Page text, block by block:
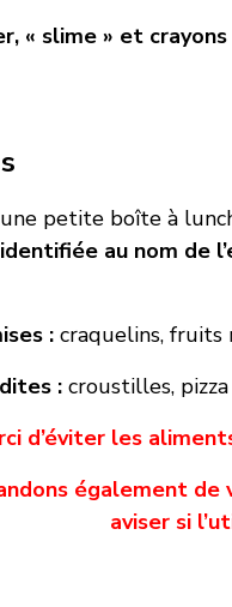
« slime » et
petite boîte à
au nom de
: craquelins, fruits
: croustilles,
d’éviter les
également
aviser si